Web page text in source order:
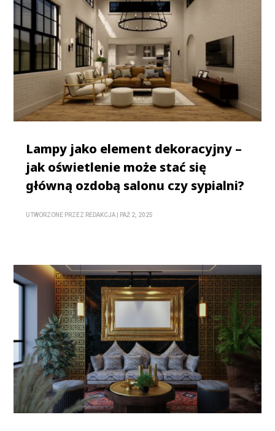
Lampy jako element dekoracyjny –
jak oświetlenie może stać się
główną ozdobą salonu czy sypialni?
UTWORZONE PRZEZ REDAKCJA PAŹ 2, 2025